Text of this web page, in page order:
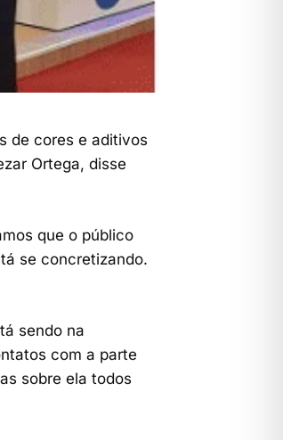
de cores e aditivos
Ortega, disse
que o público
se concretizando.
sendo na
com a parte
sobre ela todos